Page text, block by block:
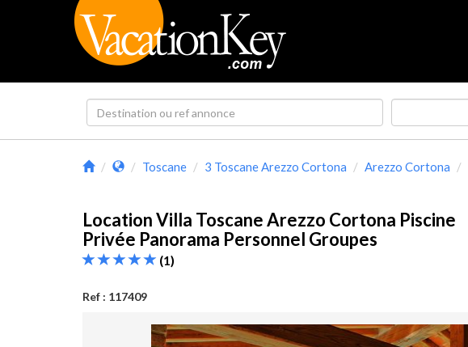
Toscane 3 Toscane Arezzo Cortona Arezzo Cortona
Location Villa Toscane Arezzo Cortona Piscine
Privée Panorama Personnel Groupes
(1)
Ref : 117409